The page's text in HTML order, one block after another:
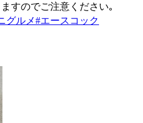
すのでご注意ください｡
グルメ#エースコック